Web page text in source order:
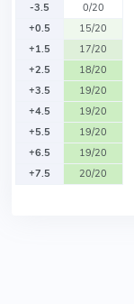
-3.5
0/20
+0.5
15/20
+1.5
17/20
+2.5
18/20
+3.5
19/20
+4.5
19/20
+5.5
19/20
+6.5
19/20
+7.5
20/20